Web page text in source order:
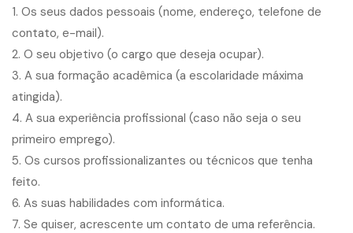
1. Os seus dados pessoais (nome, endereço, telefone de
contato, e-mail).
2. O seu objetivo (o cargo que deseja ocupar).
3. A sua formação acadêmica (a escolaridade máxima
atingida).
4. A sua experiência profissional (caso não seja o seu
primeiro emprego).
5. Os cursos profissionalizantes ou técnicos que tenha
feito.
6. As suas habilidades com informática.
7. Se quiser, acrescente um contato de uma referência.